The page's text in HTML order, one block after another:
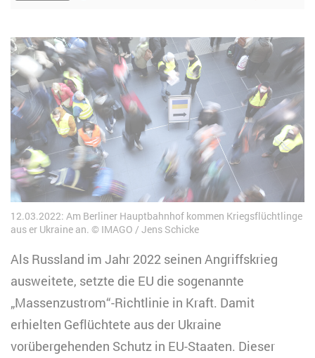
12.03.2022: Am Berliner Hauptbahnhof kommen Kriegsflüchtlinge
aus er Ukraine an.
IMAGO / Jens Schicke
Als Russland im Jahr 2022 seinen Angriffskrieg
ausweitete, setzte die EU die sogenannte
„Massenzustrom“-Richtlinie in Kraft. Damit
erhielten Geflüchtete aus der Ukraine
vorübergehenden Schutz in EU-Staaten. Dieser